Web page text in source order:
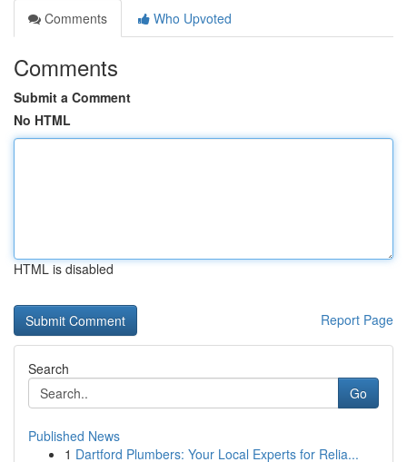
Comments
Who Upvoted
Comments
Submit a Comment
No HTML
HTML is disabled
Report Page
Search
Go
Published News
1 Dartford Plumbers: Your Local Experts for Relia...